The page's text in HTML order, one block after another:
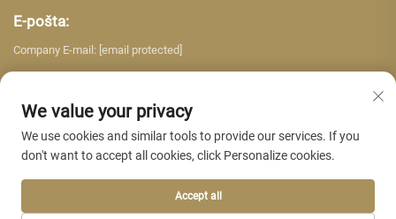
E-pošta:
Company E-mail: [email protected]
rezervirana. -
We value your privacy
We use cookies and similar tools to provide our services. If you
don't want to accept all cookies, click Personalize cookies.
Accept all